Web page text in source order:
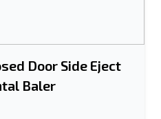
Door Side Eject
Baler